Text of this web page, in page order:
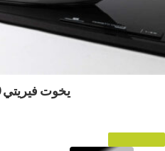
يخوت فيريتي 1000، 1:30